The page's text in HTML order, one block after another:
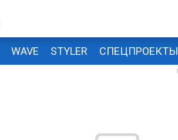
WAVE STYLER СПЕЦПРОЕКТЫ